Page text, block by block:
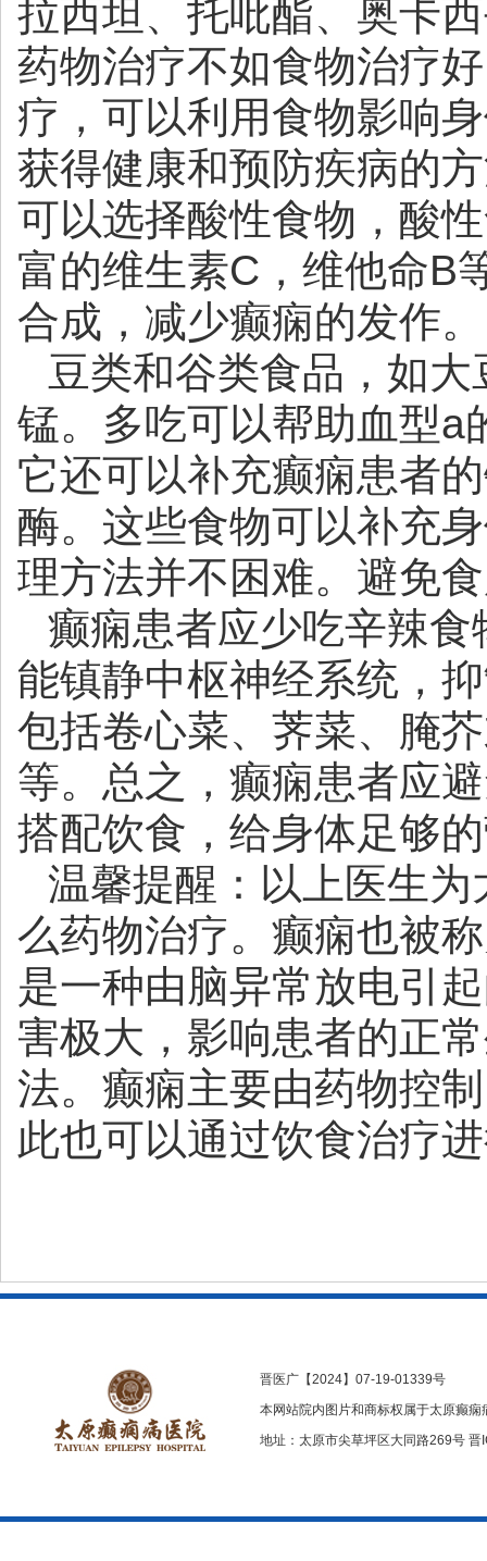
拉西坦、托吡酯、奥卡
药物治疗不如食物治疗
疗，可以利用食物影响
获得健康和预防疾病的
可以选择酸性食物，酸
富的维生素C，维他命B
合成，减少癫痫的发作。
豆类和谷类食品，如
锰。多吃可以帮助血型a
它还可以补充癫痫患者
酶。这些食物可以补充
理方法并不困难。避免
癫痫患者应少吃辛辣
能镇静中枢神经系统，
包括卷心菜、荠菜、腌
等。总之，癫痫患者应
搭配饮食，给身体足够
温馨提醒：以上医生
么药物治疗。癫痫也被
是一种由脑异常放电引
害极大，影响患者的正
法。癫痫主要由药物控
此也可以通过饮食治疗
晋医广【2024】07-19-01339号
本网站院内图片和商标权属于太原癫
地址：太原市尖草坪区大同路269号 晋